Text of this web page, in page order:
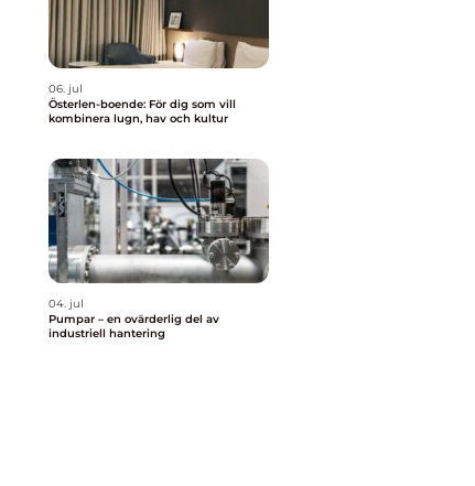
06. jul
Österlen-boende: För dig som vill
kombinera lugn, hav och kultur
04. jul
Pumpar – en ovärderlig del av
industriell hantering